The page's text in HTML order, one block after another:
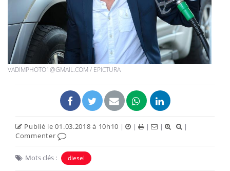
VADIMPHOTO1@GMAIL.COM / EPICTURA
Publié le 01.03.2018 à 10h10 | | | |
|
Commenter
Mots clés : diesel